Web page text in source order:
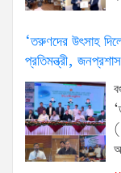
‘তরুণদের উৎসাহ
প্রতিমন্ত্রী,